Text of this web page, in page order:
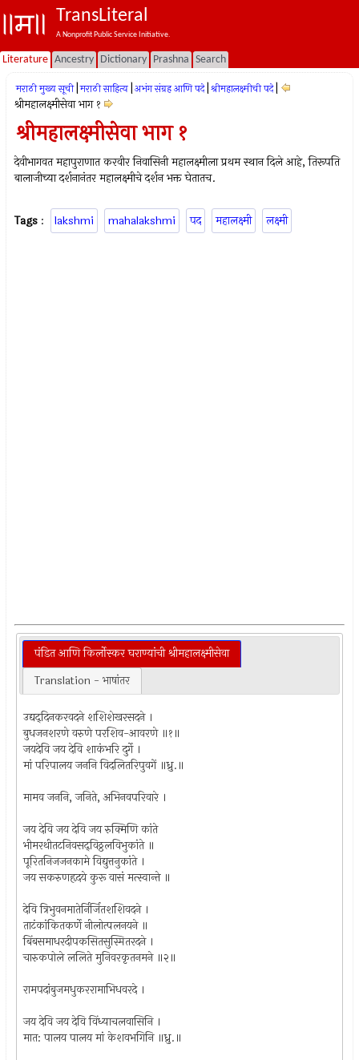
TransLiteral
A Nonprofit Public Service Initiative.
Literature Ancestry Dictionary Prashna Search
मराठी मुख्य सूची मराठी साहित्य अभंग संग्रह आणि पदे श्रीमहालक्ष्मीची पदे
श्रीमहालक्ष्मीसेवा भाग १
श्रीमहालक्ष्मीसेवा भाग १
देवीभागवत महापुराणात करवीर निवासिनी महालक्ष्मीला प्रथम स्थान दिले आहे, तिरूपति
बालाजीच्या दर्शनानंतर महालक्ष्मीचे दर्शन भक्त घेतातच.
Tags : lakshmi mahalakshmi पद महालक्ष्मी लक्ष्मी
पंडित आणि किर्लोस्कर घराण्यांची श्रीमहालक्ष्मीसेवा
Translation - भाषांतर
उद्यद्‌दिनकरवदने शशिशेखरसदने ।
बुधजनशरणे वरुणे परशिव-आवरणे ॥१॥
जयदेवि जय देवि शाकंभरि दुर्गे ।
मां परिपालय जननि विदलितरिपुवगें ॥ध्रु.॥
मामव जननि, जनिते, अभिनवपरिवारे ।
जय देवि जय देवि जय रुक्मिणि कांते
भीमरथीतटनिवसद्‌विठ्ठलविभुकांते ॥
पूरितनिजजनकामे विद्युत्तनुकांते ।
जय सकरुणहृदये कुरू वासं मत्स्वान्ते ॥
देवि त्रिभुवनमातेर्निर्जितशशिवदने ।
ताटंकांकितकर्णे नीलोत्पलनयने ॥
बिंबसमाधरदीपकसितसुस्मितरदने ।
चारुकपोले ललिते मुनिवरकृतनमने ॥२॥
रामपदांबुजमधुकररामाभिधवरदे ।
जय देवि जय देवि विंध्याचलवासिनि ।
मात: पालय पालय मां केशवभगिनि ॥ध्रु.॥